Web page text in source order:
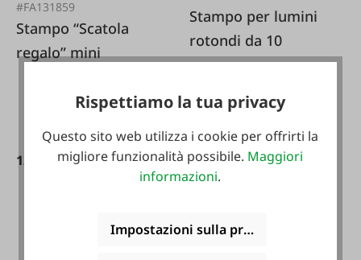
#FA131859
Stampo “Scatola
regalo” mini
12,95 €*
Stampo per lumini
rotondi da 10
17,99 €*
Rispettiamo la tua privacy
Questo sito web utilizza i cookie per offrirti la
migliore funzionalità possibile. Maggiori
informazioni.
Impostazioni sulla privacy